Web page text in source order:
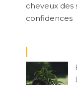
cheveux des
confidences